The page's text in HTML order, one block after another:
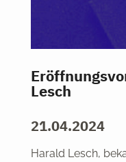
Lesch
21.04.2024
Harald Lesch,